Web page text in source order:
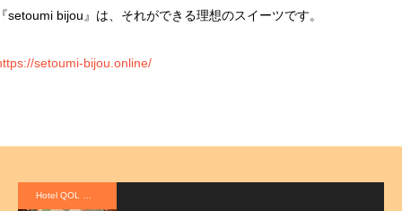
setoumi bijou』は、それができる理想のスイーツです。
setoumi-bijou.online/
Hotel QOL 瓦町